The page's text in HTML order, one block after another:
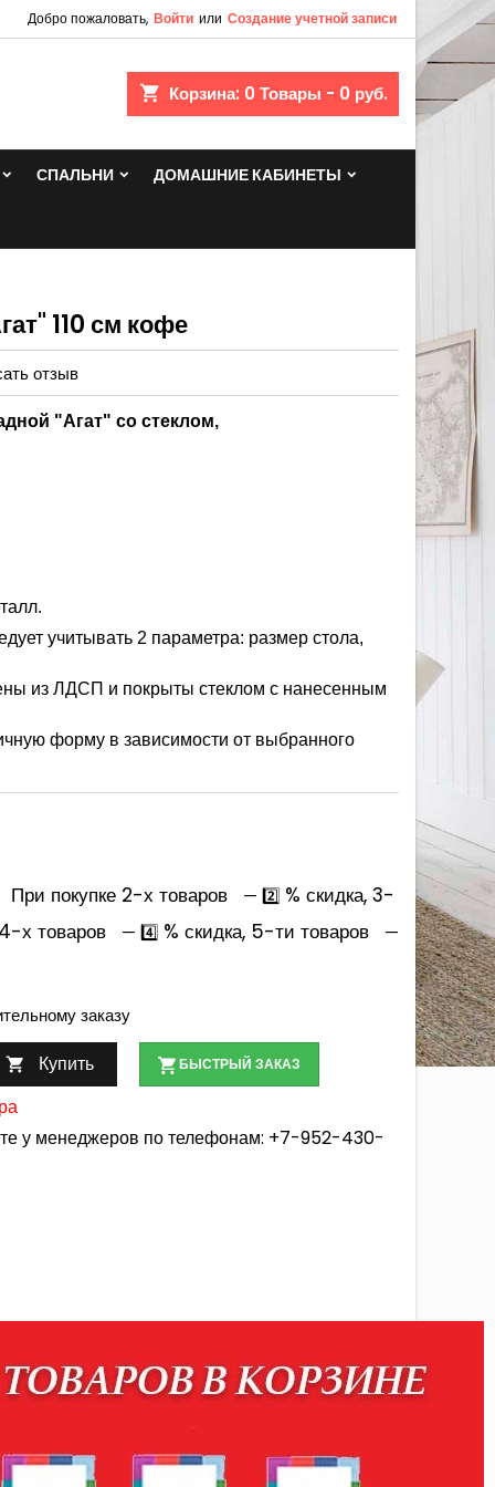
Добро пожаловать, Войти или Создание учетной записи
shopping_cart Корзина: 0 Товары - 0 руб.
СПАЛЬНИ ДОМАШНИЕ КАБИНЕТЫ
110 см кофе
отзыв
"Агат" со стеклом,
учитывать 2 параметра: размер стола,
из ЛДСП и покрыты стеклом с нанесенным
форму в зависимости от выбранного
При покупке 2-х товаров — 2️⃣ % скидка, 3-
х товаров
— 4️⃣ % скидка, 5-ти товаров —
заказу
 Купить БЫСТРЫЙ ЗАКАЗ
у менеджеров по телефонам: +7-952-430-
компанией
оформлении заказа администрация использует